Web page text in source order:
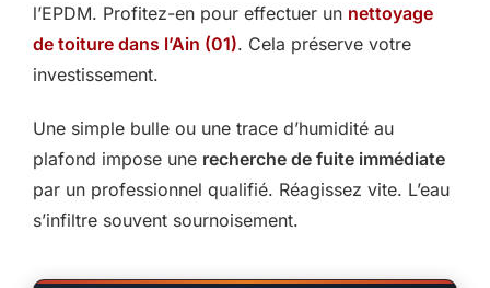
l’EPDM. Profitez-en pour effectuer un nettoyage
de toiture dans l’Ain (01). Cela préserve votre
investissement.
Une simple bulle ou une trace d’humidité au
plafond impose une recherche de fuite immédiate
par un professionnel qualifié. Réagissez vite. L’eau
s’infiltre souvent sournoisement.